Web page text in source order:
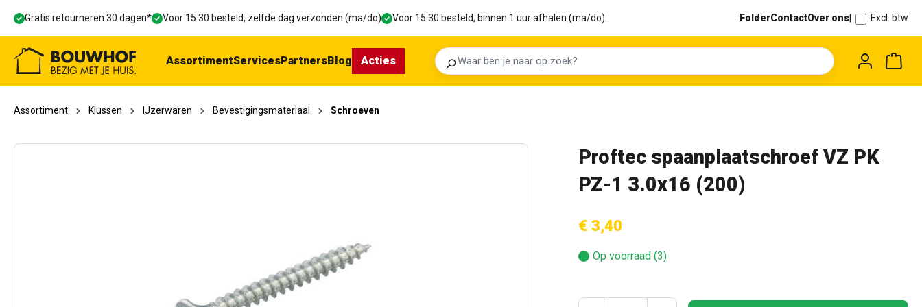
Ga naar de hoofdnavigatie
Gratis retourneren 30 dagen* Voor 15:30 besteld, zelfde dag verzonden (ma/do) Voor 15:30 besteld, binnen 1 uur afhalen (ma/do) FolderContactOver ons Excl. btw
Zoeken
AssortimentServicesPartnersBlog Acties
Assortiment Klussen IJzerwaren Bevestigingsmateriaal Schroeven
Proftec spaanplaatschroef VZ PK
PZ-1 3.0x16 (200)
€ 3,40
Op voorraad (3)